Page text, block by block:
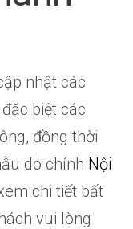
nhật các
biệt các
đồng thời
do chính Nội
chi tiết bất
vui lòng